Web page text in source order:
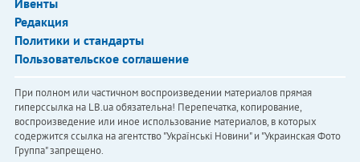
Ивенты
Редакция
Политики и стандарты
Пользовательское соглашение
При полном или частичном воспроизведении материалов прямая
гиперссылка на LB.ua обязательна! Перепечатка, копирование,
воспроизведение или иное использование материалов, в которых
содержится ссылка на агентство "Українськi Новини" и "Украинская Фото
Группа" запрещено.